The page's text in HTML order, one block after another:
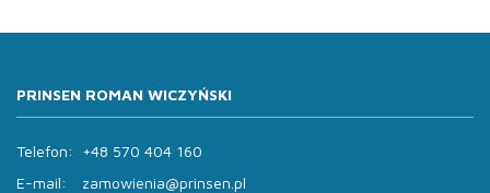
PRINSEN ROMAN WICZYŃSKI
Telefon:
+48 570 404 160
E-mail:
zamowienia@prinsen.pl